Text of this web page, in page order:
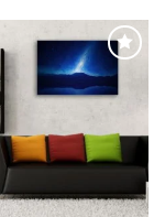
favorite